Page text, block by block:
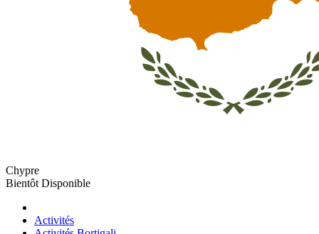
Chypre
Bientôt Disponible
Activités